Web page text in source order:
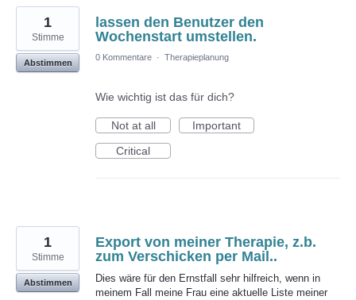
lassen den Benutzer den
Wochenstart umstellen.
1
Stimme
Abstimmen
0 Kommentare · Therapieplanung
Wie wichtig ist das für dich?
Not at all
Important
Critical
Export von meiner Therapie, z.b.
zum Verschicken per Mail..
Dies wäre für den Ernstfall sehr hilfreich, wenn in
meinem Fall meine Frau eine aktuelle Liste meiner
1
Stimme
Abstimmen